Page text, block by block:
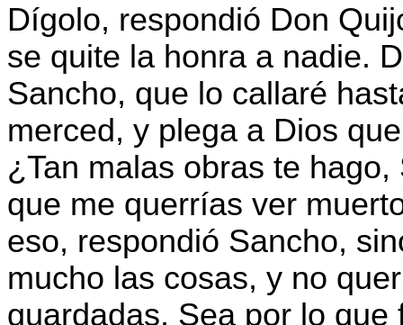
Dígolo, respondió Don
se quite la honra a nadie.
Sancho, que lo callaré
merced, y plega a Dios
¿Tan malas obras te
que me querrías ver
eso, respondió Sancho,
mucho las cosas, y no
guardadas. Sea por lo